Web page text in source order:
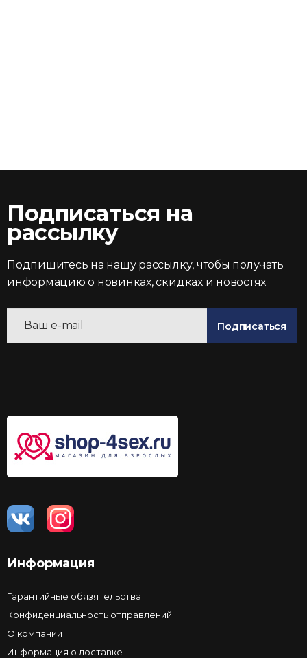
Подписаться на
рассылку
Подпишитесь на нашу рассылку, чтобы получать
информацию о новинках, скидках и новостях
Подписаться
Информация
Гарантийные обязятельства
Конфиденциальность отправлений
О компании
Информация о доставке